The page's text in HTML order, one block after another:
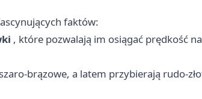
faktów:
, które pozwalają im osiągać prędkość
brązowe, a latem przybierają rudo-